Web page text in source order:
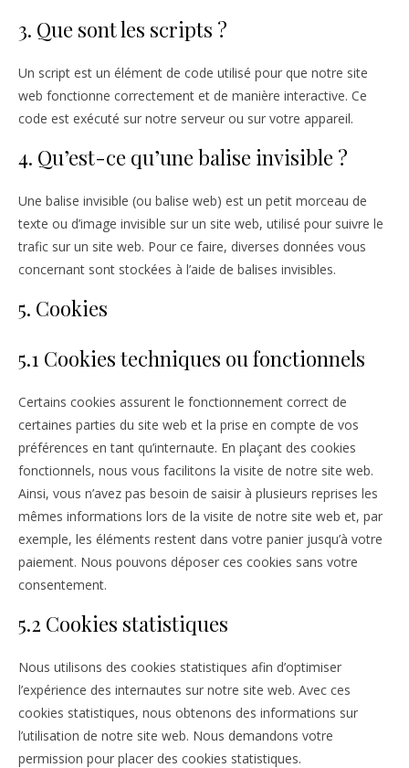
3. Que sont les scripts ?
Un script est un élément de code utilisé pour que notre site
web fonctionne correctement et de manière interactive. Ce
code est exécuté sur notre serveur ou sur votre appareil.
4. Qu’est-ce qu’une balise invisible ?
Une balise invisible (ou balise web) est un petit morceau de
texte ou d’image invisible sur un site web, utilisé pour suivre le
trafic sur un site web. Pour ce faire, diverses données vous
concernant sont stockées à l’aide de balises invisibles.
5. Cookies
5.1 Cookies techniques ou fonctionnels
Certains cookies assurent le fonctionnement correct de
certaines parties du site web et la prise en compte de vos
préférences en tant qu’internaute. En plaçant des cookies
fonctionnels, nous vous facilitons la visite de notre site web.
Ainsi, vous n’avez pas besoin de saisir à plusieurs reprises les
mêmes informations lors de la visite de notre site web et, par
exemple, les éléments restent dans votre panier jusqu’à votre
paiement. Nous pouvons déposer ces cookies sans votre
consentement.
5.2 Cookies statistiques
Nous utilisons des cookies statistiques afin d’optimiser
l’expérience des internautes sur notre site web. Avec ces
cookies statistiques, nous obtenons des informations sur
l’utilisation de notre site web. Nous demandons votre
permission pour placer des cookies statistiques.